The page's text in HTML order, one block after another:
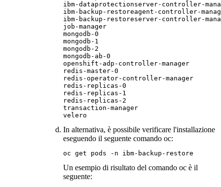
ibm-dataprotectionserver-controller-
ibm-backup-restoreagent-controller-
ibm-backup-restoreserver-controller-
job-manager
mongodb-0
mongodb-1
mongodb-2
mongodb-ab-0
openshift-adp-controller-manager
redis-master-0
redis-operator-controller-manager
redis-replicas-0
redis-replicas-1
redis-replicas-2
transaction-manager
velero
In alternativa, è possibile verificare l'installazione
eseguendo il seguente comando oc:
oc get pods -n ibm-backup-restore
Un esempio di risultato del comando oc è il
seguente: